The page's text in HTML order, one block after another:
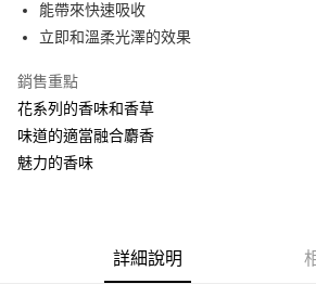
街口支付
ATM付款
每筆NT$60，滿NT$599(含以上)免運費
能帶來快速吸收
立即和溫柔光澤的效果
銷售重點
花系列的香味和香草
味道的適當融合麝香
魅力的香味
詳細說明